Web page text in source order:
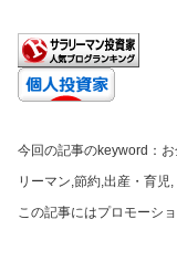
今回の記事のkeyword：
リーマン,節約,出産・育児,
この記事にはプロモーシ